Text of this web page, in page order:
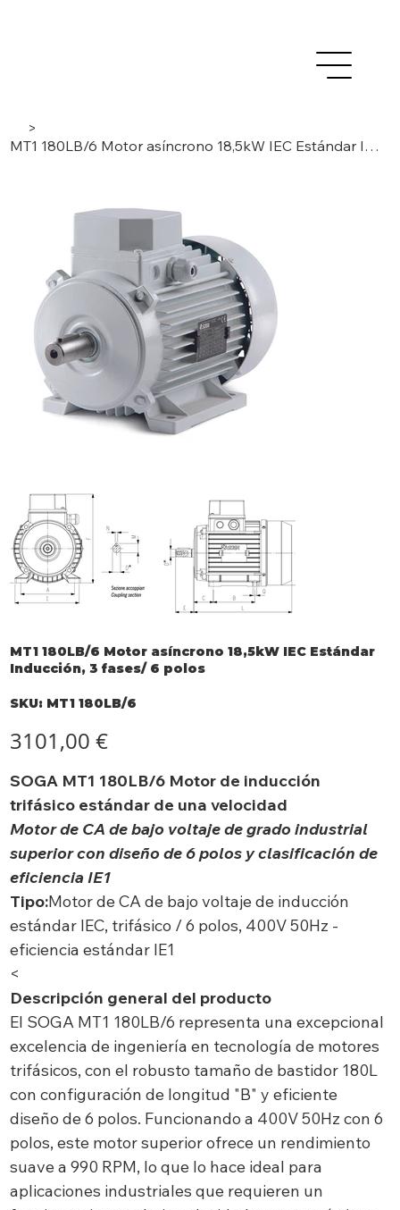
>
MT1 180LB/6 Motor asíncrono 18,5kW IEC Estándar Inducción, 3 fases/ 6 polos
MT1 180LB/6 Motor asíncrono 18,5kW IEC Estándar
Inducción, 3 fases/ 6 polos
SKU: SKU
MT1
MT1 180LB/6
3101,00 €
SOGA MT1 180LB/6 Motor de inducción
trifásico estándar de una velocidad
Motor de CA de bajo voltaje de grado industrial
superior con diseño de 6 polos y clasificación de
eficiencia IE1
Tipo:Motor de CA de bajo voltaje de inducción
estándar IEC, trifásico / 6 polos, 400V 50Hz -
eficiencia estándar IE1
<
Descripción general del producto
El SOGA MT1 180LB/6 representa una excepcional
excelencia de ingeniería en tecnología de motores
trifásicos, con el robusto tamaño de bastidor 180L
con configuración de longitud "B" y eficiente
diseño de 6 polos. Funcionando a 400V 50Hz con 6
polos, este motor superior ofrece un rendimiento
suave a 990 RPM, lo que lo hace ideal para
aplicaciones industriales que requieren un